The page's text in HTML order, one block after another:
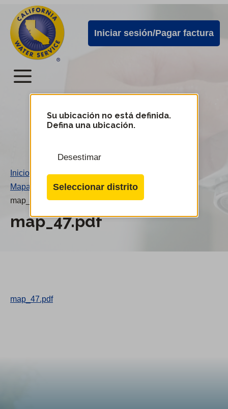
directamente
contenido
principal
Alertas
de
Cal
Water
Iniciar sesión/Pagar factura
Menú
Menú
servicio
de
Cal
Water
Su ubicación no está definida.
Defina una ubicación.
Desestimar
Seleccionar distrito
Inicio
Mapa 47
map_47.pdf
map_47.pdf
map_47.pdf